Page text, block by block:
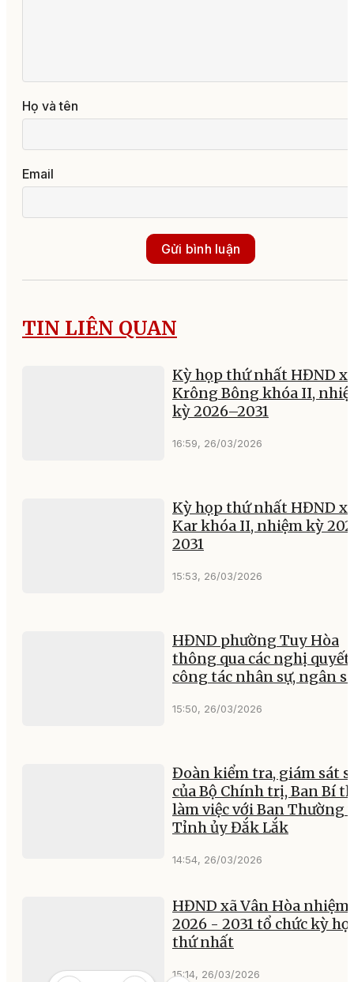
Họ và tên
Email
Gửi bình luận
TIN LIÊN QUAN
Kỳ họp thứ nhất HĐND
Krông Bông khóa II,
kỳ 2026–2031
16:59, 26/03/2026
Kỳ họp thứ nhất HĐND
Kar khóa II, nhiệm kỳ
2031
15:53, 26/03/2026
HĐND phường Tuy Hòa
thông qua các nghị quyết
công tác nhân sự, ngân
15:50, 26/03/2026
Đoàn kiểm tra, giám sát
của Bộ Chính trị, Ban Bí
làm việc với Ban Thường
Tỉnh ủy Đắk Lắk
14:54, 26/03/2026
HĐND xã Vân Hòa nhiệm
2026 - 2031 tổ chức kỳ
thứ nhất
15:14, 26/03/2026